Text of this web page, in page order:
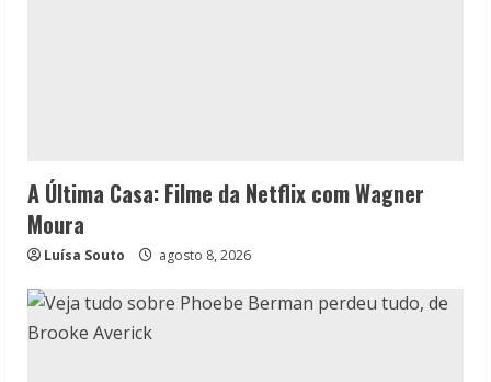
A Última Casa: Filme da Netflix com Wagner
Moura
Luísa Souto agosto 8, 2026